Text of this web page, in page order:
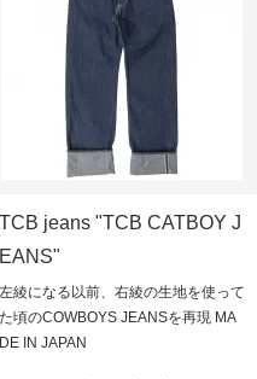
TCB jeans "TCB CATBOY J
EANS"
左綾になる以前、右綾の生地を使って
た頃のCOWBOYS JEANSを再現 MA
DE IN JAPAN